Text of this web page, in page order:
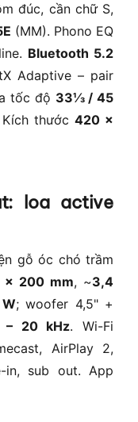
đúc, cần chữ S,
(MM). Phono EQ
Bluetooth 5.2
Adaptive – pair
tốc độ 33⅓ / 45
Kích thước420 ×
loa active
gỗ óc chó trầm
× 200 mm, ~3,4
; woofer 4,5" +
– 20 kHz. Wi-Fi
AirPlay 2,
in, sub out. App